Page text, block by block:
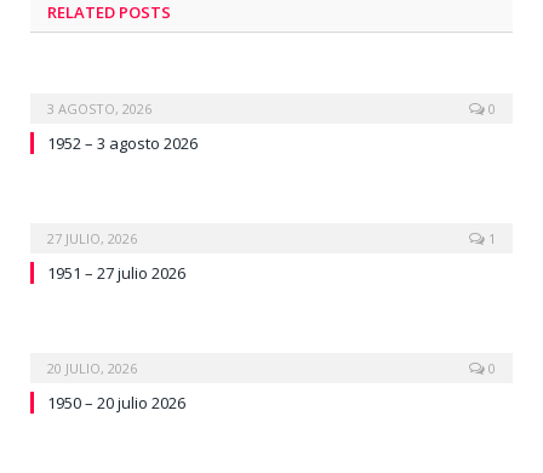
RELATED POSTS
3 AGOSTO, 2026 0
1952 – 3 agosto 2026
27 JULIO, 2026 1
1951 – 27 julio 2026
20 JULIO, 2026 0
1950 – 20 julio 2026